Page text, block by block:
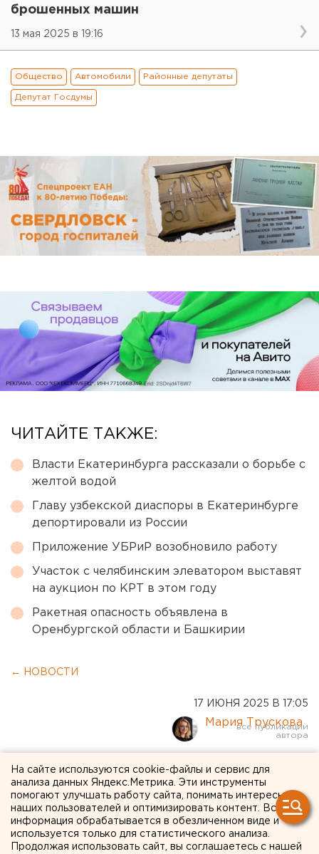
брошенных машин
13 мая 2025 в 19:16
Общество Автомобили Районные депутаты
Депутат Госдумы
ЧИТАЙТЕ ТАКЖЕ:
Власти Екатеринбурга рассказали о борьбе с
желтой водой
Главу узбекской диаспоры в Екатеринбурге
депортировали из России
Приложение УБРиР возобновило работу
Участок с челябинским элеватором выставят
на аукцион по КРТ в этом году
Ракетная опасность объявлена в
Оренбургской области и Башкирии
← НОВОСТИ
17 ИЮНЯ 2025 В 17:05
Мария Трускова
В России завершилась
масштабная
международная велогонка
«Золото Ладоги». Фото
На сайте используются cookie-файлы и сервис для
анализа данных Яндекс.Метрика. Эти инструменты
помогают улучшать работу сайта, понимать интересы
наших пользователей и оптимизировать контент. Вся
информация обрабатывается в обезличенном виде и
используется только для статистического анализа.
Продолжая использовать сайт, вы соглашаетесь с нашей